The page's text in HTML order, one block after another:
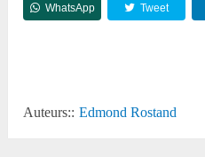
WhatsApp Tweet
Auteurs:: Edmond Rostand